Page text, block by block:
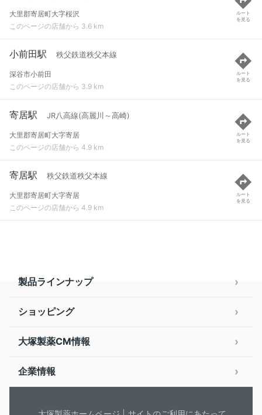
大里郡寄居町大字桜沢
このページの店舗から 3.6 km
ルート
を見る
小前田駅 秩父鉄道秩父本線
深谷市小前田
このページの店舗から 3.9 km
ルート
を見る
寄居駅 JR八高線(高麗川～高崎)
大里郡寄居町大字寄居
このページの店舗から 4.9 km
ルート
を見る
寄居駅 秩父鉄道秩父本線
大里郡寄居町大字寄居
このページの店舗から 4.9 km
ルート
を見る
製品ラインナップ
ショッピング
大塚製薬CM情報
企業情報